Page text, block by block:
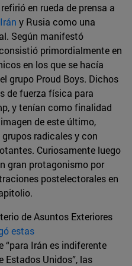
en rueda de prensa a
y Rusia como una
Según manifestó
primordialmente en
en los que se hacía
grupo Proud Boys. Dichos
de fuerza física para
y tenían como finalidad
de este último,
radicales y con
Curiosamente luego
gran protagonismo por
postelectorales en
de Asuntos Exteriores
estas
“para Irán es indiferente
Estados Unidos”, las